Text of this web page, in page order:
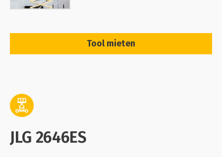
Tool mieten
JLG 2646ES